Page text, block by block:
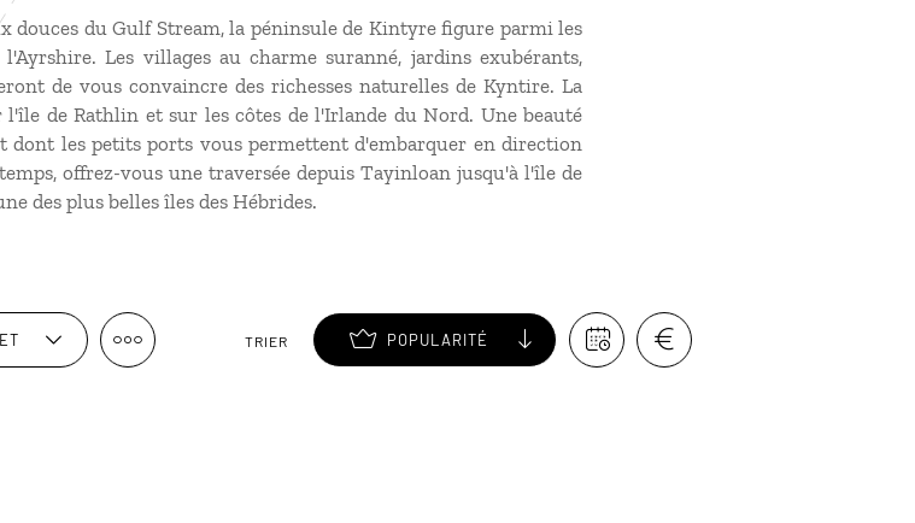
douces du Gulf Stream, la péninsule de Kintyre figure parmi les
Les villages au charme suranné, jardins exubérants,
de vous convaincre des richesses naturelles de Kyntire. La
de Rathlin et sur les côtes de l'Irlande du Nord. Une beauté
dont les petits ports vous permettent d'embarquer en direction
offrez-vous une traversée depuis Tayinloan jusqu'à l'île de
des plus belles îles des Hébrides.
TRIER POPULARITÉ